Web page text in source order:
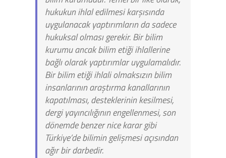
hukukun ihlal edilmesi karşısında
uygulanacak yaptırımların da sadece
hukuksal olması gerekir. Bir bilim
kurumu ancak bilim etiği ihlallerine
bağlı olarak yaptırımlar uygulamalıdır.
Bir bilim etiği ihlali olmaksızın bilim
insanlarının araştırma kanallarının
kapatılması, desteklerinin kesilmesi,
dergi yayıncılığının engellenmesi, son
dönemde benzer nice karar gibi
Türkiye’de bilimin gelişmesi açısından
ağır bir darbedir.